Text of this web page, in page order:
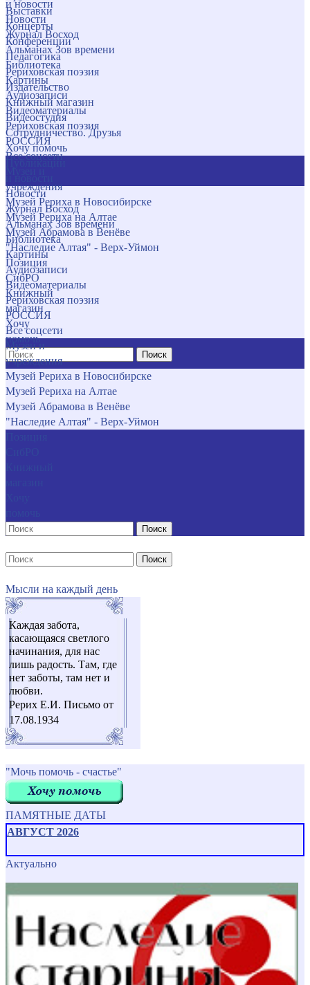
и новости
Новости
Журнал Восход
Альманах Зов времени
Библиотека
Картины
Аудиозаписи
Видеоматериалы
Рериховская поэзия
РОССИЯ
Все соцсети
учреждения
Музей Рериха в Новосибирске
Музей Рериха на Алтае
Музей Абрамова в Венёве
"Наследие Алтая" - Верх-Уймон
Позиция
СибРО
Книжный
магазин
Хочу
помочь
Поиск
Выставки
Концерты
Конференции
Педагогика
Рериховская поэзия
Издательство
Книжный магазин
Видеостудия
Сотрудничество. Друзья
Хочу помочь
Новости
Журнал Восход
Альманах Зов времени
Библиотека
Картины
Аудиозаписи
Видеоматериалы
Рериховская поэзия
РОССИЯ
Все соцсети
Музеи и
учреждения
Музей Рериха в Новосибирске
Музей Рериха на Алтае
Музей Абрамова в Венёве
"Наследие Алтая" - Верх-Уймон
Поиск
Поиск
Мысли на каждый день
Каждая забота,
касающаяся светлого
начинания, для нас
лишь радость. Там, где
нет заботы, там нет и
любви.
Рерих Е.И. Письмо от
17.08.1934
"Мочь помочь - счастье"
ПАМЯТНЫЕ ДАТЫ
АВГУСТ 2026
Актуально